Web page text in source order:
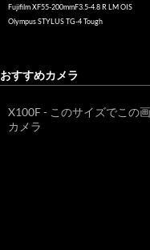
Fujifilm XF55-200mmF3.5-4.8 R LM OIS
Olympus STYLUS TG-4 Tough
おすすめカメラ
X100F - このサイズでこの
カメラ